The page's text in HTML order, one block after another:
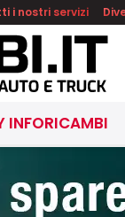
i nostri servizi
INFORICAMBI